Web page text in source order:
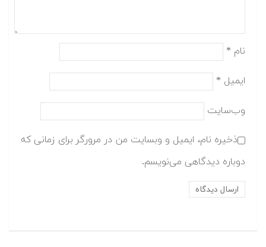
نام *
ایمیل *
وب‌سایت
ذخیره نام، ایمیل و وبسایت من در مرورگر برای زمانی که
دوباره دیدگاهی می‌نویسم.